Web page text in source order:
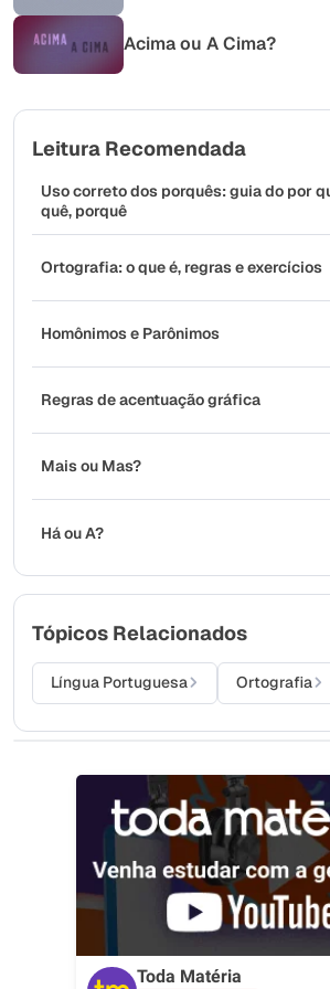
Acima ou A Cima?
Leitura Recomendada
Uso correto dos porquês: guia do por
quê, porquê
Ortografia: o que é, regras e exercícios
Homônimos e Parônimos
Regras de acentuação gráfica
Mais ou Mas?
Há ou A?
Tópicos Relacionados
Língua Portuguesa Ortografia
Toda Matéria